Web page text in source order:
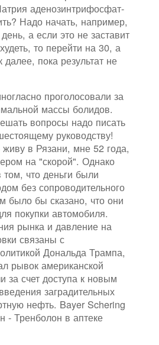
аденозинтрифосфат-
Надо начать, например,
а если это не заставит
то перейти на 30, а
пока результат не
проголосовали за
массы болидов.
вопросы надо писать
руководству!
в Рязани, мне 52 года,
на "скорой". Однако
что деньги были
без сопроводительного
было бы сказано, что они
покупки автомобиля.
рынка и давление на
связаны с
Дональда Трампа,
рывок американской
за счет доступа к новым
заградительных
нефть. Bayer Schering
- Тренболон в аптеке